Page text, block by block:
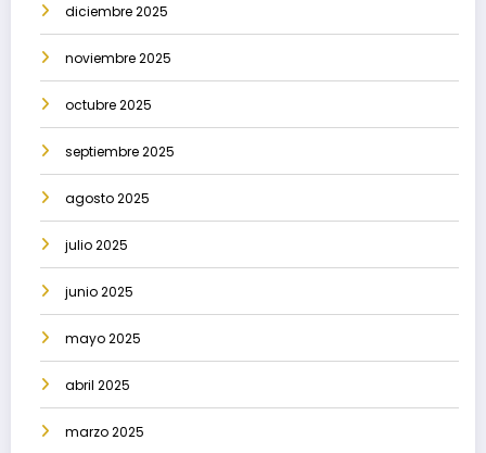
diciembre 2025
noviembre 2025
octubre 2025
septiembre 2025
agosto 2025
julio 2025
junio 2025
mayo 2025
abril 2025
marzo 2025